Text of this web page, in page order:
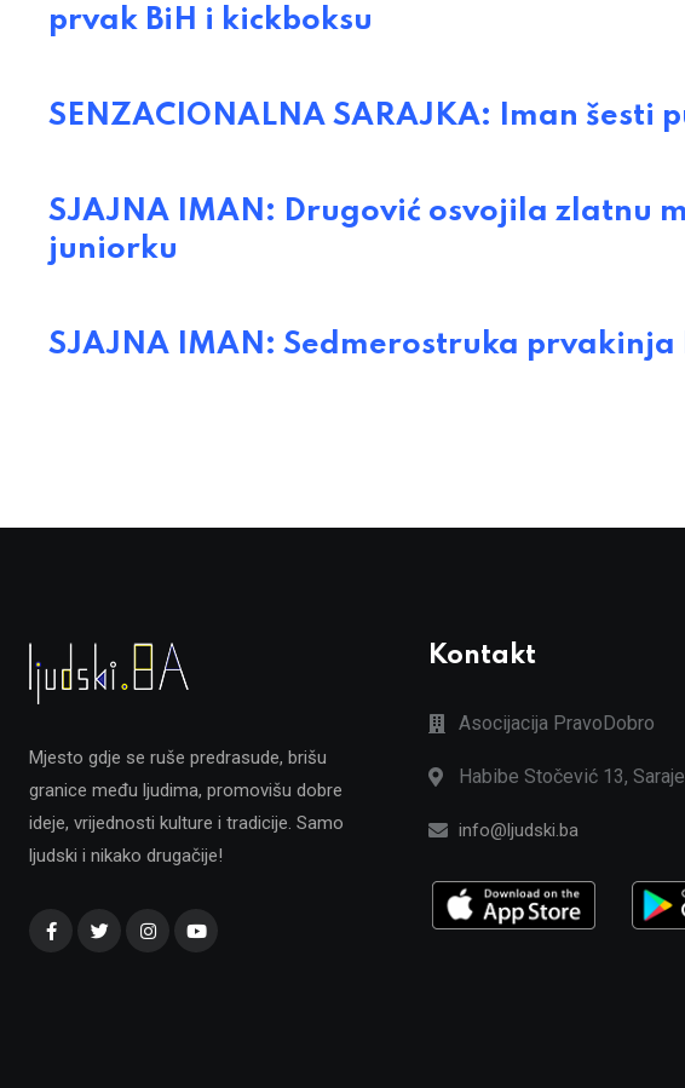
prvak BiH i kickboksu
SENZACIONALNA SARAJKA: Iman
SJAJNA IMAN: Drugović osvojila zlatnu
juniorku
SJAJNA IMAN: Sedmerostruka prvakinja
Mjesto gdje se ruše predrasude, brišu
granice među ljudima, promovišu dobre
ideje, vrijednosti kulture i tradicije. Samo
ljudski i nikako drugačije!
Kontakt
Asocijacija PravoDobro
Habibe Stočević 13,
info@ljudski.ba